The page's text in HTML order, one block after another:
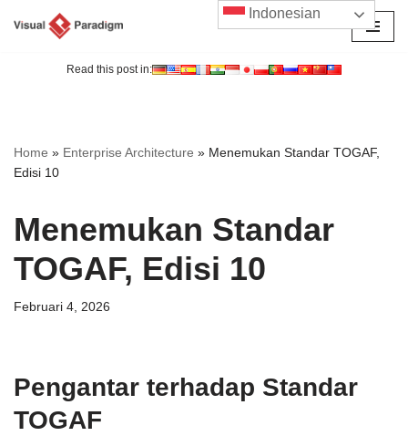
Read this post in:
Home » Enterprise Architecture » Menemukan Standar TOGAF,
Edisi 10
Menemukan Standar
TOGAF, Edisi 10
Februari 4, 2026
Pengantar terhadap Standar
TOGAF
Indonesian